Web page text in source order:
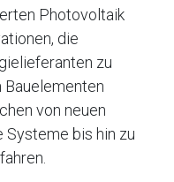
Photovoltaik
die
zu
von neuen
bis hin zu